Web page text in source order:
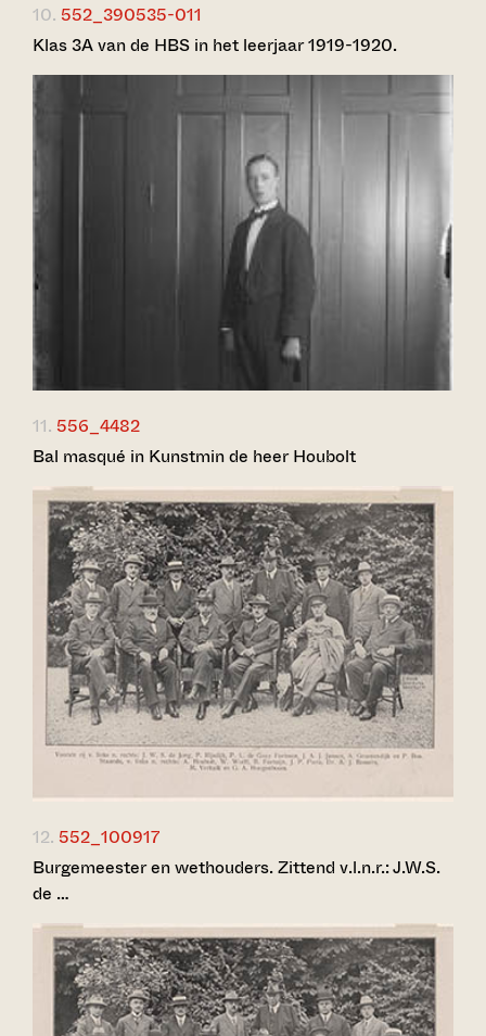
10. 552_390535-011
Klas 3A van de HBS in het leerjaar 1919-1920.
11. 556_4482
Bal masqué in Kunstmin de heer Houbolt
12. 552_100917
Burgemeester en wethouders. Zittend v.l.n.r.: J.W.S.
de …